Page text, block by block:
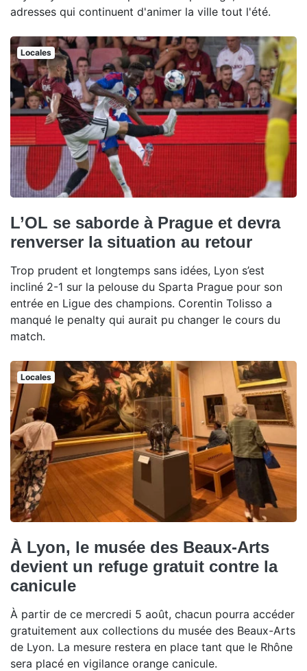
adresses qui continuent d'animer la ville tout l'été.
Locales
L’OL se saborde à Prague et devra
renverser la situation au retour
Trop prudent et longtemps sans idées, Lyon s’est
incliné 2-1 sur la pelouse du Sparta Prague pour son
entrée en Ligue des champions. Corentin Tolisso a
manqué le penalty qui aurait pu changer le cours du
match.
Locales
À Lyon, le musée des Beaux-Arts
devient un refuge gratuit contre la
canicule
À partir de ce mercredi 5 août, chacun pourra accéder
gratuitement aux collections du musée des Beaux-Arts
de Lyon. La mesure restera en place tant que le Rhône
sera placé en vigilance orange canicule.